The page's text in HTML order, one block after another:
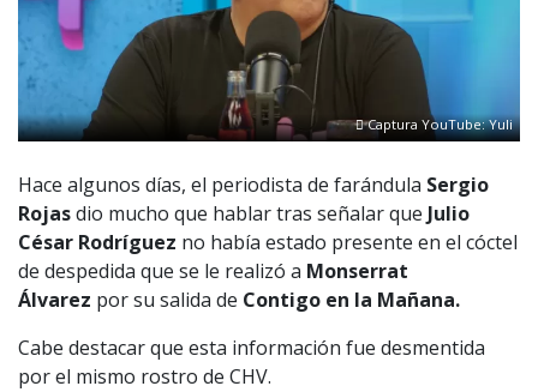
Captura YouTube: Yuli
Hace algunos días, el periodista de farándula Sergio
Rojasdio mucho que hablar tras señalar que Julio
César Rodríguez no había estado presente en el cóctel
de despedida que se le realizó a Monserrat
Álvarez por su salida de Contigo en la Mañana.
Cabe destacar que esta información fue desmentida
por el mismo rostro de CHV.